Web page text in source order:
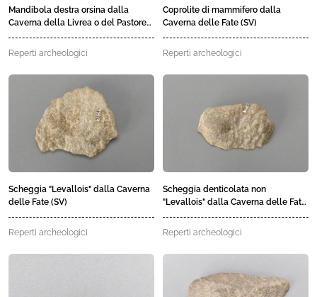
Mandibola destra orsina dalla
Caverna della Livrea o del Pastore
(SV)
Reperti archeologici
Coprolite di mammifero dalla
Caverna delle Fate (SV)
Reperti archeologici
Scheggia "Levallois" dalla Caverna
delle Fate (SV)
Reperti archeologici
Scheggia denticolata non
"Levallois" dalla Caverna delle Fate
Reperti archeologici